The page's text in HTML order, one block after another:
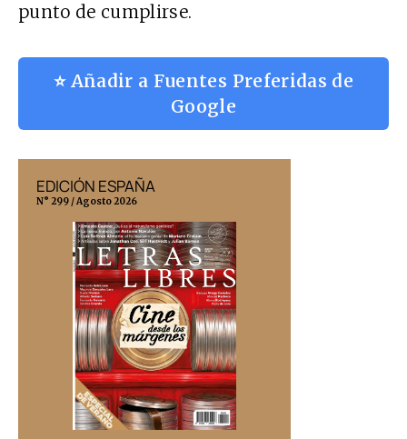
punto de cumplirse.
⭐ Añadir a Fuentes Preferidas de
Google
EDICIÓN ESPAÑA
N° 299 / Agosto 2026